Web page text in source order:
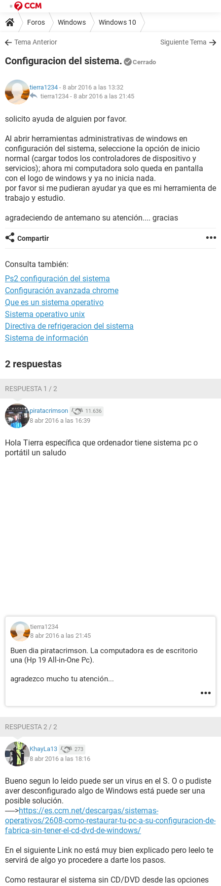
Foros Windows Windows 10
Tema Anterior Siguiente Tema
Configuracion del sistema. Cerrado
tierra1234 - 8 abr 2016 a las 13:32
tierra1234 - 8 abr 2016 a las 21:45
solicito ayuda de alguien por favor.
Al abrir herramientas administrativas de windows en
configuración del sistema, seleccione la opción de inicio
normal (cargar todos los controladores de dispositivo y
servicios); ahora mi computadora solo queda en pantalla
con el logo de windows y ya no inicia nada.
por favor si me pudieran ayudar ya que es mi herramienta de
trabajo y estudio.
agradeciendo de antemano su atención.... gracias
Compartir
Consulta también:
Ps2 configuración del sistema
Configuración avanzada chrome
Que es un sistema operativo
Sistema operativo unix
Directiva de refrigeracion del sistema
Sistema de información
2 respuestas
RESPUESTA 1 / 2
piratacrimson 11.636
8 abr 2016 a las 16:39
Hola Tierra específica que ordenador tiene sistema pc o
portátil un saludo
tierra1234
8 abr 2016 a las 21:45
Buen dia piratacrimson. La computadora es de escritorio
una (Hp 19 All-in-One Pc).
agradezco mucho tu atención...
RESPUESTA 2 / 2
KhayLa13 273
8 abr 2016 a las 18:16
Bueno segun lo leido puede ser un virus en el S. O o pudiste
aver desconfigurado algo de Windows está puede ser una
posible solución.
----->https://es.ccm.net/descargas/sistemas-
operativos/2608-como-restaurar-tu-pc-a-su-configuracion-de-
fabrica-sin-tener-el-cd-dvd-de-windows/
En el siguiente Link no está muy bien explicado pero leelo te
servirá de algo yo procedere a darte los pasos.
Como restaurar el sistema sin CD/DVD desde las opciones